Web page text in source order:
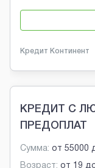
Кредит Континент
КРЕДИТ С
ПРЕДОПЛАТ
Сумма: от 55000
Возраст: от 19